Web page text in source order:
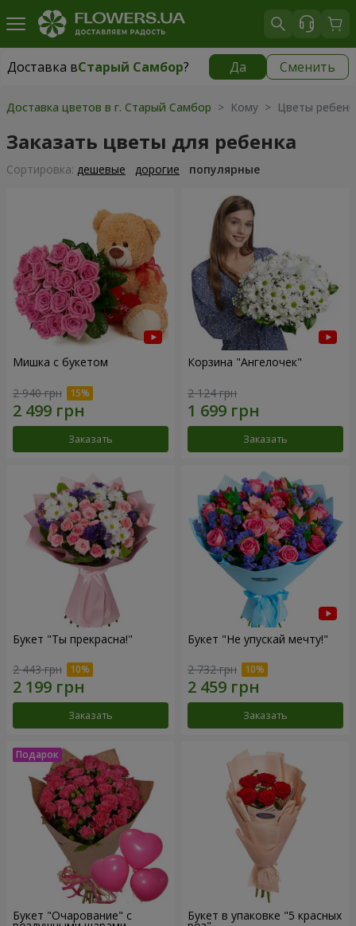
Доставка вСтарый Самбор? Да Сменить
Доставка вСтарый Самбор|740 грн
Доставка цветов в г. Старый Самбор > Кому > Цветы
Заказать цветы для ребенка
Cортировка: дешевые дорогие популярные
Мишка с букетом
2 940 грн
Заказать
Корзина "Ангелочек"
2 124 грн
Заказать
Букет "Ты прекрасна!"
2 443 грн
Заказать
Букет "Не упускай мечту!"
2 732 грн
Заказать
Букет "Очарование" с Букет в упаковке "5 красных